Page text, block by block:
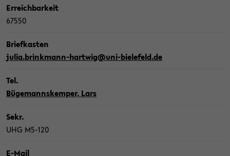
Er­reich­bar­keit
67550
Brief­kas­ten
julia.brinkmann-​hartwig@uni-​bielefeld.de
Tel.
Bü­ge­manns­kem­per, Lars
Sekr.
UHG M5-​120
E-​Mail